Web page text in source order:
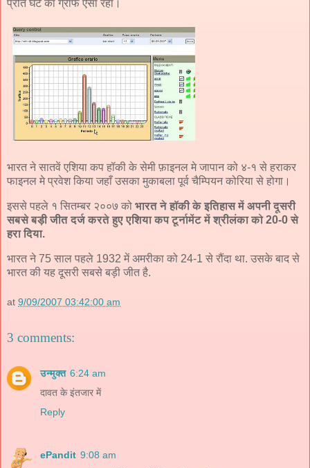
प्रति घंटे का ग्राफ ऐसा रहा।
भारत ने सातवें एशिया कप हॉकी के सेमी फ़ाइनल मे जापान को ४-१ से हराकर
फाइनल मे प्रवेश किया जहाँ उसका मुकाबला पूर्व चैम्पियन कोरिया से होगा।
इससे पहले १ सितम्बर २००७ को भारत ने हॉकी के इतिहास में अपनी दूसरी
सबसे बड़ी जीत दर्ज करते हुए एशिया कप टूर्नामेंट में श्रीलंका को 20-0 से
हरा दिया.
भारत ने 75 साल पहले 1932 में अमरीका को 24-1 से रौंदा था. उसके बाद से
भारत की यह दूसरी सबसे बड़ी जीत है.
at 9/09/2007 03:42:00 am
3 comments:
उन्मुक्त 6:24 am
दावत के इंतजार में
Reply
ePandit 9:08 am